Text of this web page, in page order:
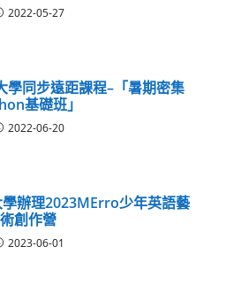
2022-05-27
學同步遠距課程–「暑期密集
基礎班」
2022-06-20
辦理2023MErro少年英語藝
術創作營
2023-06-01